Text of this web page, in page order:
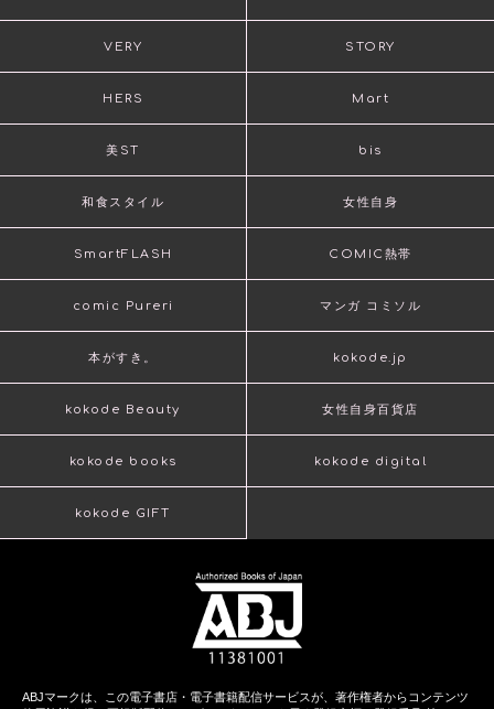
VERY STORY
HERS Mart
美ST bis
和食スタイル 女性自身
SmartFLASH COMIC熱帯
comic Pureri マンガ コミソル
本がすき。 kokode.jp
kokode Beauty 女性自身百貨店
kokode books kokode digital
kokode GIFT
ABJマークは、この電子書店・電子書籍配信サービスが、著作権者からコンテンツ